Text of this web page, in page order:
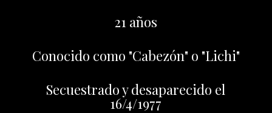
21 años
Conocido como "Cabezón" o "Lichi"
Secuestrado y desaparecido el
16/4/1977